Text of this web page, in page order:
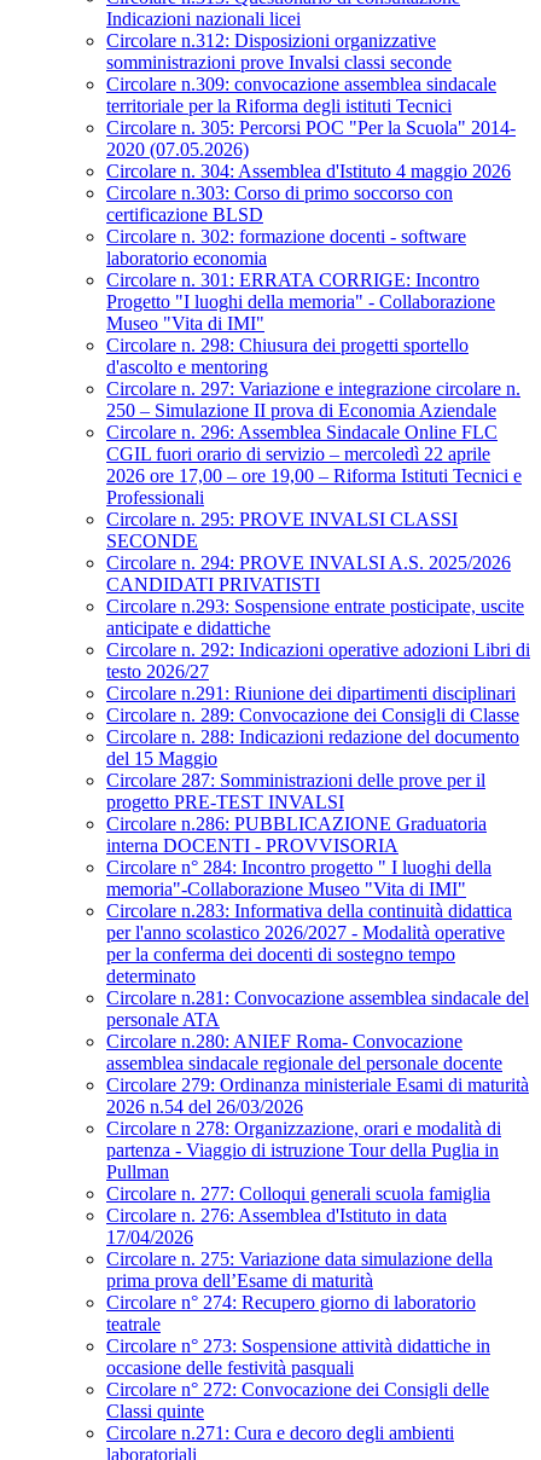
Indicazioni nazionali licei
Circolare n.312: Disposizioni organizzative
somministrazioni prove Invalsi classi seconde
Circolare n.309: convocazione assemblea sindacale
territoriale per la Riforma degli istituti Tecnici
Circolare n. 305: Percorsi POC "Per la Scuola" 2014-
2020 (07.05.2026)
Circolare n. 304: Assemblea d'Istituto 4 maggio 2026
Circolare n.303: Corso di primo soccorso con
certificazione BLSD
Circolare n. 302: formazione docenti - software
laboratorio economia
Circolare n. 301: ERRATA CORRIGE: Incontro
Progetto "I luoghi della memoria" - Collaborazione
Museo "Vita di IMI"
Circolare n. 298: Chiusura dei progetti sportello
d'ascolto e mentoring
Circolare n. 297: Variazione e integrazione circolare n.
250 – Simulazione II prova di Economia Aziendale
Circolare n. 296: Assemblea Sindacale Online FLC
CGIL fuori orario di servizio – mercoledì 22 aprile
2026 ore 17,00 – ore 19,00 – Riforma Istituti Tecnici e
Professionali
Circolare n. 295: PROVE INVALSI CLASSI
SECONDE
Circolare n. 294: PROVE INVALSI A.S. 2025/2026
CANDIDATI PRIVATISTI
Circolare n.293: Sospensione entrate posticipate, uscite
anticipate e didattiche
Circolare n. 292: Indicazioni operative adozioni Libri di
testo 2026/27
Circolare n.291: Riunione dei dipartimenti disciplinari
Circolare n. 289: Convocazione dei Consigli di Classe
Circolare n. 288: Indicazioni redazione del documento
del 15 Maggio
Circolare 287: Somministrazioni delle prove per il
progetto PRE-TEST INVALSI
Circolare n.286: PUBBLICAZIONE Graduatoria
interna DOCENTI - PROVVISORIA
Circolare n° 284: Incontro progetto " I luoghi della
memoria"-Collaborazione Museo "Vita di IMI"
Circolare n.283: Informativa della continuità didattica
per l'anno scolastico 2026/2027 - Modalità operative
per la conferma dei docenti di sostegno tempo
determinato
Circolare n.281: Convocazione assemblea sindacale del
personale ATA
Circolare n.280: ANIEF Roma- Convocazione
assemblea sindacale regionale del personale docente
Circolare 279: Ordinanza ministeriale Esami di maturità
2026 n.54 del 26/03/2026
Circolare n 278: Organizzazione, orari e modalità di
partenza - Viaggio di istruzione Tour della Puglia in
Pullman
Circolare n. 277: Colloqui generali scuola famiglia
Circolare n. 276: Assemblea d'Istituto in data
17/04/2026
Circolare n. 275: Variazione data simulazione della
prima prova dell’Esame di maturità
Circolare n° 274: Recupero giorno di laboratorio
teatrale
Circolare n° 273: Sospensione attività didattiche in
occasione delle festività pasquali
Circolare n° 272: Convocazione dei Consigli delle
Classi quinte
Circolare n.271: Cura e decoro degli ambienti
laboratoriali